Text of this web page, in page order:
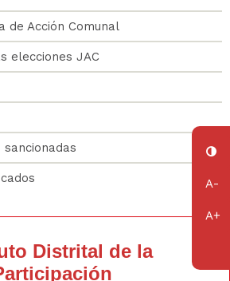
de Acción Comunal
elecciones JAC
Distrital de la